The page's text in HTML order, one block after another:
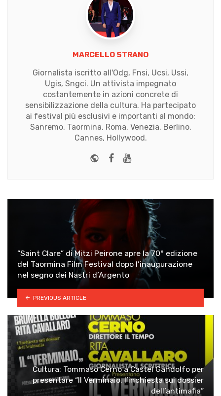
MARCELLO STRANO
Giornalista iscritto all'Odg, Fnsi, Ucsi, Ussi,
Ugis, Sngci. Un attivista impegnato
costantemente in azioni concrete di
sensibilizzazione della cultura. Ha partecipato
ai festival più esclusivi e importanti al mondo:
Sanremo, Taormina, Roma, Venezia, Berlino,
Cannes, Hollywood.
Website
Facebook
Youtube
“Saint Clare” di Mitzi Peirone apre la 70° edizione
del Taormina Film Festival dopo l’inaugurazione
nel segno dei Nastri d’Argento
PREVIOUS ARTICLE
Cultura: Tommaso Cerno a Castel Gandolfo per
presentare “Il Verminaio, l’inchiesta sui dossier
dell’antimafia”